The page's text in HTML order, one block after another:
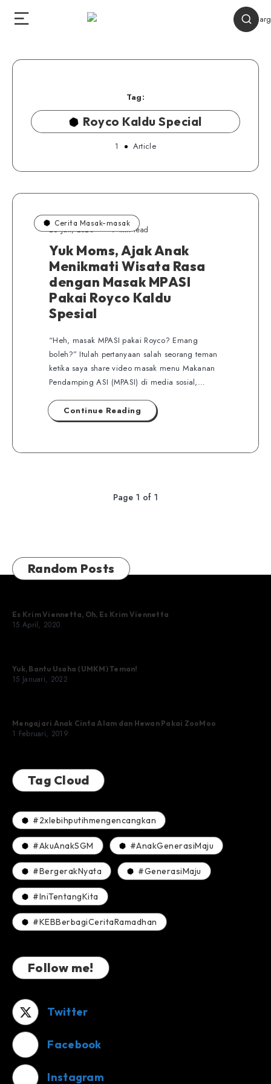
Tag:
Royco Kaldu Special
1 Article
Cerita Masak-masak
26 Juli, 2023 9 min read
Yuk Moms, Ajak Anak
Menikmati Wisata Rasa
dengan Masak MPASI
Pakai Royco Kaldu
Spesial
“Heh, masak MPASI pakai Royco? Emang
boleh?” Itulah pertanyaan salah seorang teman
ketika saya share video masak menu Makanan
Pendamping ASI (MPASI) di media sosial,…
Continue Reading
Page 1 of 1
Random Posts
Es Krim Viennetta, Oh, Es Krim Viennetta
15 April, 2020
Yuk, Bantu Usaha (UMKM) Teman!
15 Januari, 2022
Mengajari Anak Cinta Alam dan Hewan Pakai ZooMoo
1 Februari, 2019
Tag Cloud
#2xlebihputihmengencangkan
#AkuAnakSGM #AnakGenerasiMaju
#BergerakNyata #GenerasiMaju
#IniTentangKita
#KEBBerbagiCeritaRamadhan
Follow me!
Twitter
Facebook
Instagram